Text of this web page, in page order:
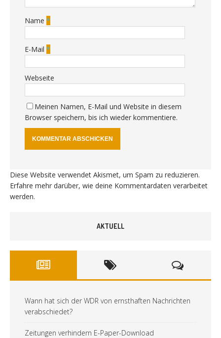
Name *
E-Mail *
Webseite
Meinen Namen, E-Mail und Website in diesem
Browser speichern, bis ich wieder kommentiere.
Diese Website verwendet Akismet, um Spam zu reduzieren.
Erfahre mehr darüber, wie deine Kommentardaten verarbeitet
werden.
AKTUELL
Wann hat sich der WDR von ernsthaften Nachrichten
verabschiedet?
Zeitungen verhindern E-Paper-Download